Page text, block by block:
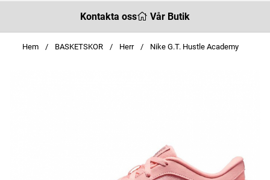
Kontakta oss Vår Butik
Hem BASKETSKOR Herr Nike G.T. Hustle Academy